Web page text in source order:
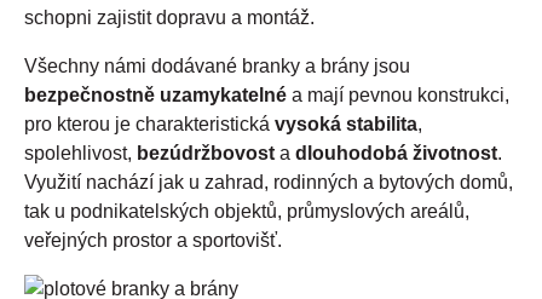
schopni zajistit dopravu a montáž.
Všechny námi dodávané branky a brány jsou
bezpečnostně uzamykatelné a mají pevnou konstrukci,
pro kterou je charakteristická vysoká stabilita,
spolehlivost, bezúdržbovost a dlouhodobá životnost.
Využití nachází jak u zahrad, rodinných a bytových domů,
tak u podnikatelských objektů, průmyslových areálů,
veřejných prostor a sportovišť.